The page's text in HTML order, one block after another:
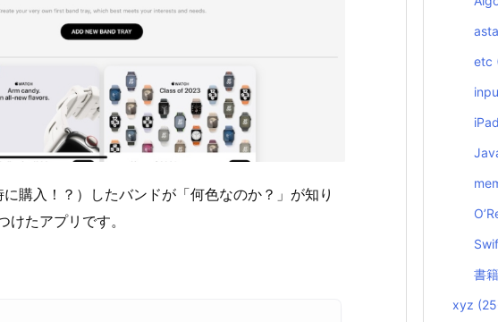
購入！？）したバンドが「何色なのか？」が知り
たアプリです。
etc
iPad
書
xyz